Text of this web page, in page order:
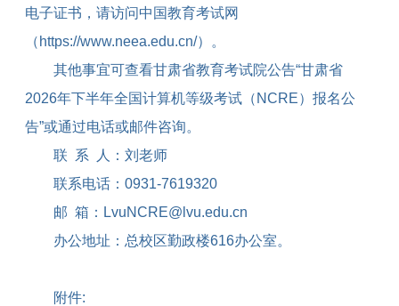
电子证书，请访问中国教育考试网
（ https://www.neea.edu.cn/）。
其他事宜可查看甘肃省教育考试院公告“甘肃省
2026年下半年全国计算机等级考试（ NCRE）报名公
告”或通过电话或邮件咨询。
联 系
人：刘老师
联系电话： 0931-7619320
邮 箱： LvuNCRE@lvu.edu.cn
办公地址：总校区勤政楼616办公室。
附件: